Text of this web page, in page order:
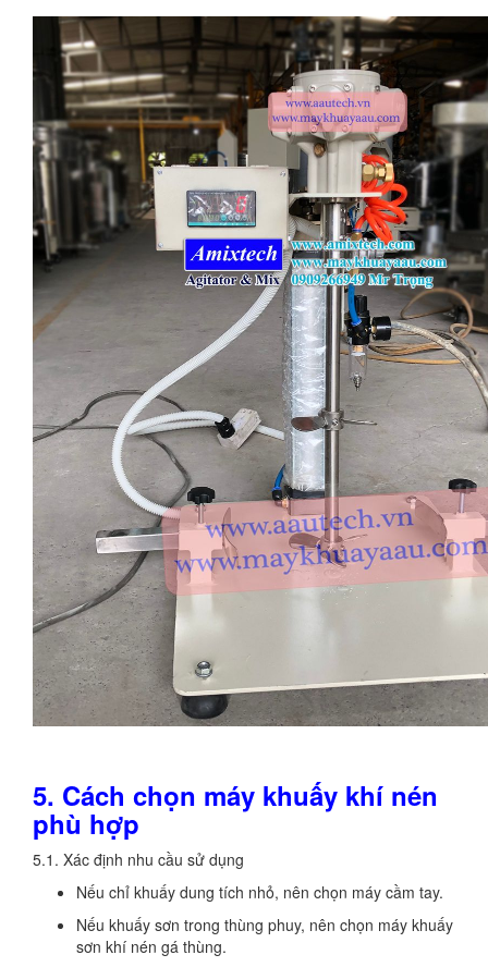
5. Cách chọn máy khuấy khí nén
phù hợp
5.1. Xác định nhu cầu sử dụng
Nếu chỉ khuấy dung tích nhỏ, nên chọn máy cầm tay.
Nếu khuấy sơn trong thùng phuy, nên chọn máy khuấy
sơn khí nén gá thùng.